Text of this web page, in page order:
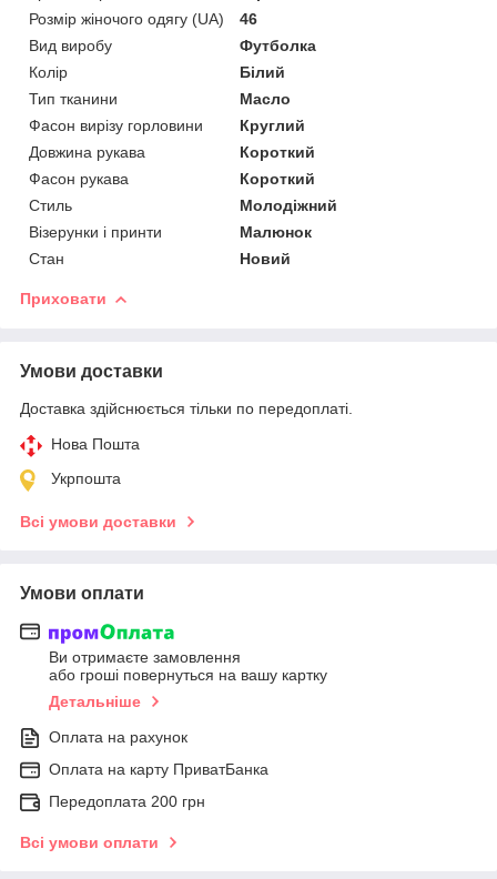
Розмір жіночого одягу (UA)
46
Вид виробу
Футболка
Колір
Білий
Тип тканини
Масло
Фасон вирізу горловини
Круглий
Довжина рукава
Короткий
Фасон рукава
Короткий
Стиль
Молодіжний
Візерунки і принти
Малюнок
Стан
Новий
Приховати
Умови доставки
Доставка здійснюється тільки по передоплаті.
Нова Пошта
Укрпошта
Всі умови доставки
Умови оплати
Ви отримаєте замовлення
або гроші повернуться на вашу картку
Детальніше
Оплата на рахунок
Оплата на карту ПриватБанка
Передоплата 200 грн
Всі умови оплати